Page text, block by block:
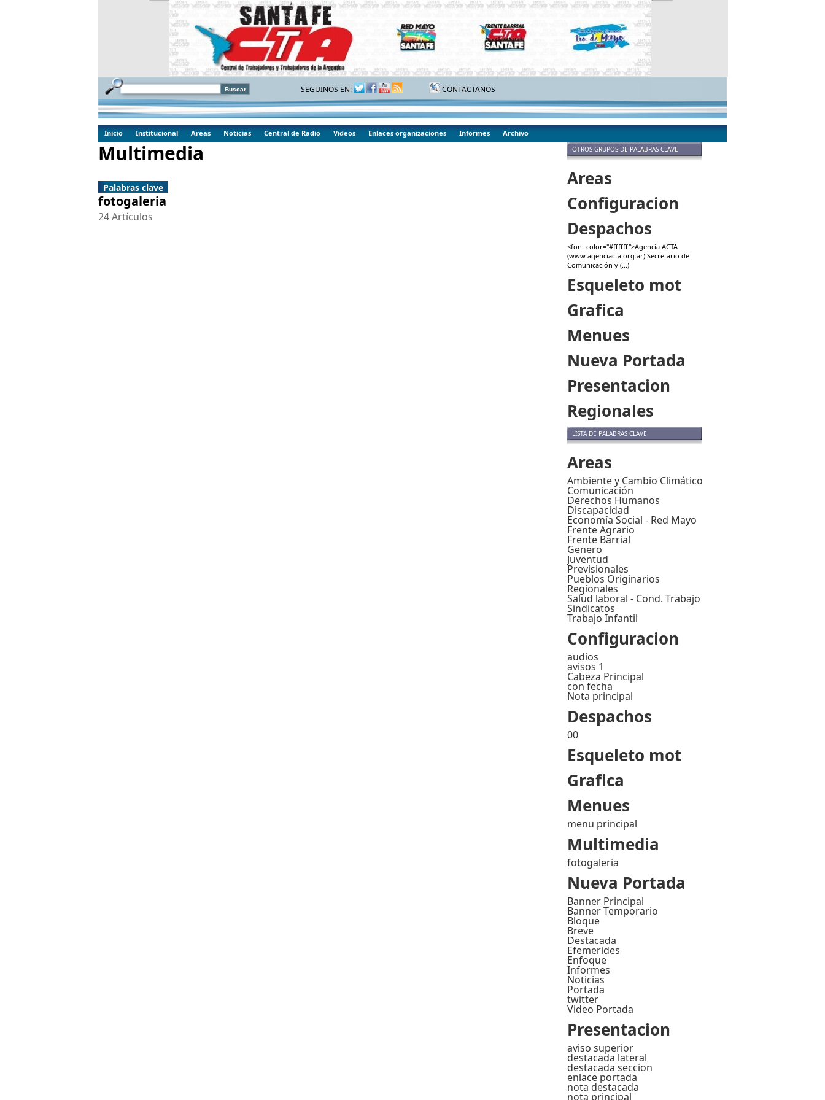
SEGUINOS EN: CONTACTANOS
Inicio Institucional Areas Noticias Central de Radio Videos Enlaces organizaciones Informes Archivo
OTROS GRUPOS DE PALABRAS CLAVE
Areas
Configuracion
Despachos
<font color="#ffffff">Agencia ACTA
(www.agenciacta.org.ar) Secretario de
Comunicación y (...)
Esqueleto mot
Grafica
Menues
Nueva Portada
Presentacion
Regionales
LISTA DE PALABRAS CLAVE
Areas
Ambiente y Cambio Climático
Comunicación
Derechos Humanos
Discapacidad
Economía Social - Red Mayo
Frente Agrario
Frente Barrial
Genero
Juventud
Previsionales
Pueblos Originarios
Regionales
Salud laboral - Cond. Trabajo
Sindicatos
Trabajo Infantil
Configuracion
audios
avisos 1
Cabeza Principal
con fecha
Nota principal
Despachos
00
Esqueleto mot
Grafica
Menues
menu principal
Multimedia
fotogaleria
Nueva Portada
Banner Principal
Banner Temporario
Bloque
Breve
Destacada
Efemerides
Enfoque
Informes
Noticias
Portada
twitter
Video Portada
Presentacion
aviso superior
destacada lateral
destacada seccion
enlace portada
nota destacada
nota principal
Multimedia
Palabras clave
fotogaleria
24 Artículos